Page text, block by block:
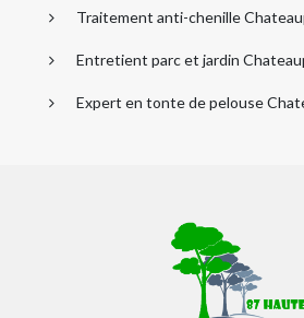
Traitement anti-chenille
Entretient parc et jardin
Expert en tonte de pelouse